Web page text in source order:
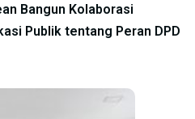
Bangun Kolaborasi
Publik tentang Peran DPD